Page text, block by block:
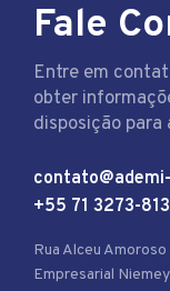
Fale
Entre em
obter
disposição para
+55 71 3273-
Rua Alceu
Empresarial